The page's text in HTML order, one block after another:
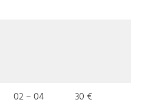
02 – 04
30 €